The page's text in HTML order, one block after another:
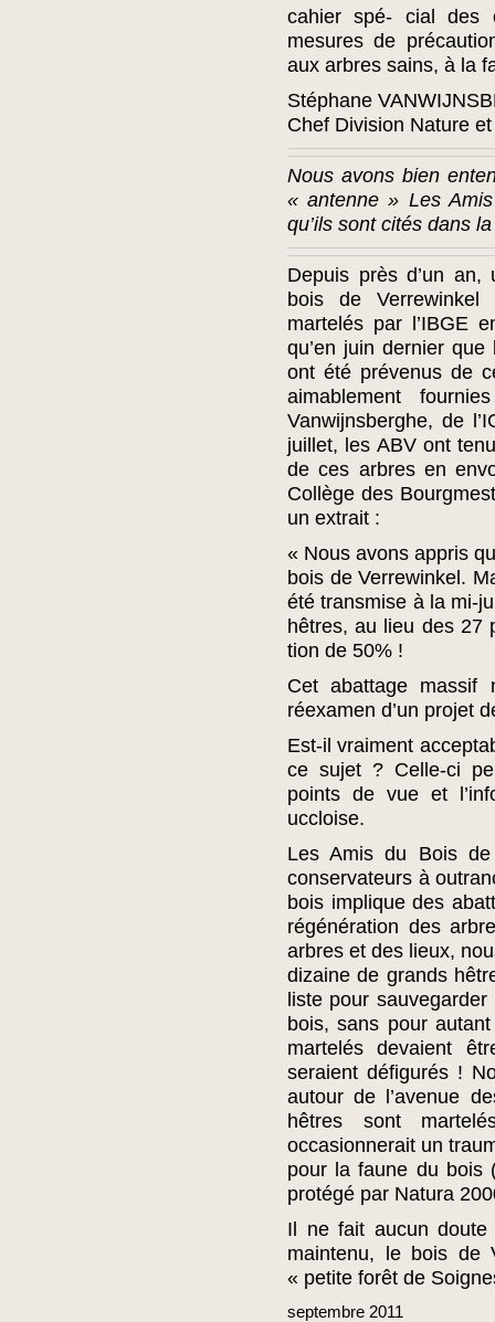
cahier spé- cial des
mesures de
aux arbres sains, à la
Stéphane
Chef Division Nature
Nous avons bien
« antenne » Les
qu’ils sont cités dans
Depuis près d’un
bois de Verrewinkel
martelés par l’IBGE
qu’en juin dernier
ont été prévenus de
aimablement
Vanwijnsberghe, de
juillet, les ABV ont
de ces arbres en
Collège des
un extrait :
« Nous avons appris
bois de Verrewinkel.
été transmise à la mi-
hêtres, au lieu des 27
tion de 50% !
Cet abattage
réexamen d’un projet
Est-il vraiment
ce sujet ? Celle-ci
points de vue et
uccloise.
Les Amis du Bois
conservateurs à
bois implique des
régénération des
arbres et des lieux,
dizaine de grands
liste pour
bois, sans pour
martelés devaient
seraient défigurés !
autour de l’avenue
hêtres sont
occasionnerait un
pour la faune du bois
protégé par Natura
Il ne fait aucun doute
maintenu, le bois de
« petite forêt de
septembre 2011